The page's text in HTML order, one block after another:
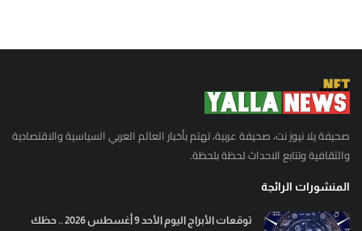
صحيفة يلا نيوز نت، صحيفة عربية، تهتم بأخبار العالم العربي السياسية والاقتصادية
والثقافية وتتابع الاحداث لحظة بلحظة.
المنشورات الرائجة
توقعات الأبراج اليوم الأحد 9 أغسطس 2026 .. حظك